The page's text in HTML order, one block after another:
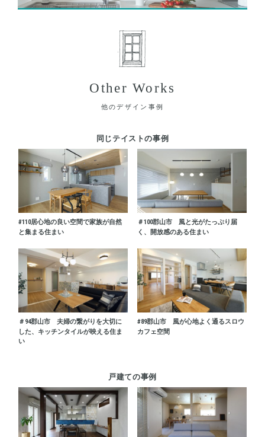
Other Works
他のデザイン事例
同じテイストの事例
#110居心地の良い空間で家族が自然
と集まる住まい
＃100郡山市 風と光がたっぷり届
く、開放感のある住まい
＃94郡山市 夫婦の繋がりを大切に
した、キッチンタイルが映える住ま
い
#89郡山市 風が心地よく通るスロウ
カフェ空間
戸建ての事例